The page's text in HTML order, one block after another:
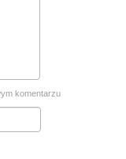
komentarzu